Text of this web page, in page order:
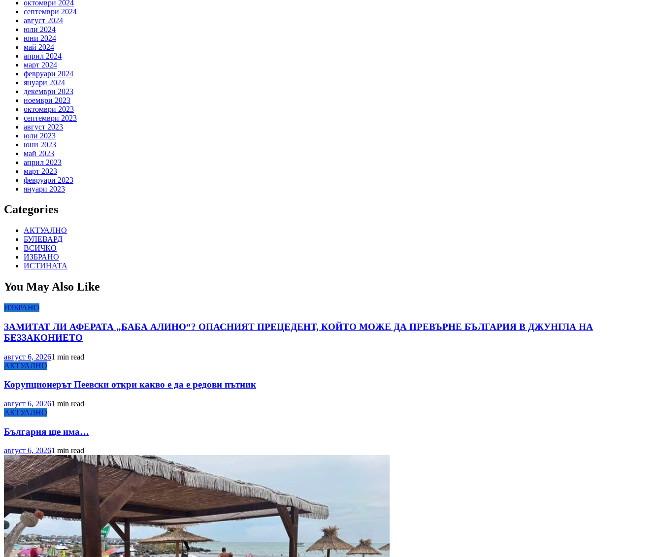
октомври 2024
септември 2024
август 2024
юли 2024
юни 2024
май 2024
април 2024
март 2024
февруари 2024
януари 2024
декември 2023
ноември 2023
октомври 2023
септември 2023
август 2023
юли 2023
юни 2023
май 2023
април 2023
март 2023
февруари 2023
януари 2023
Categories
АКТУАЛНО
БУЛЕВАРД
ВСИЧКО
ИЗБРАНО
ИСТИНАТА
You May Also Like
ИЗБРАНО
ЗАМИТАТ ЛИ АФЕРАТА „БАБА АЛИНО“? ОПАСНИЯТ ПРЕЦЕДЕНТ, КОЙТО МОЖЕ ДА ПРЕВЪРНЕ БЪЛГАРИЯ В ДЖУНГЛА НА
БЕЗЗАКОНИЕТО
август 6, 20261 min read
АКТУАЛНО
Корупционерът Пеевски откри какво е да е редови пътник
август 6, 20261 min read
АКТУАЛНО
България ще има…
август 6, 20261 min read